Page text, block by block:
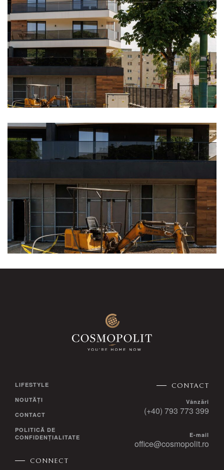
LIFESTYLE
NOUTĂȚI
CONTACT
POLITICĂ DE
CONFIDENȚIALITATE
CONNECT
CONTACT
Vânzări
(+40) 793 773 399
E-mail
office@cosmopolit.ro